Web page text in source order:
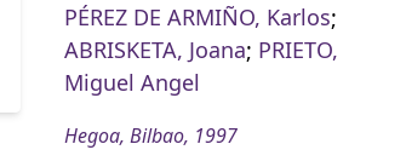
PÉREZ DE ARMIÑO, Karlos;
ABRISKETA, Joana; PRIETO,
Miguel Angel
Hegoa, Bilbao, 1997